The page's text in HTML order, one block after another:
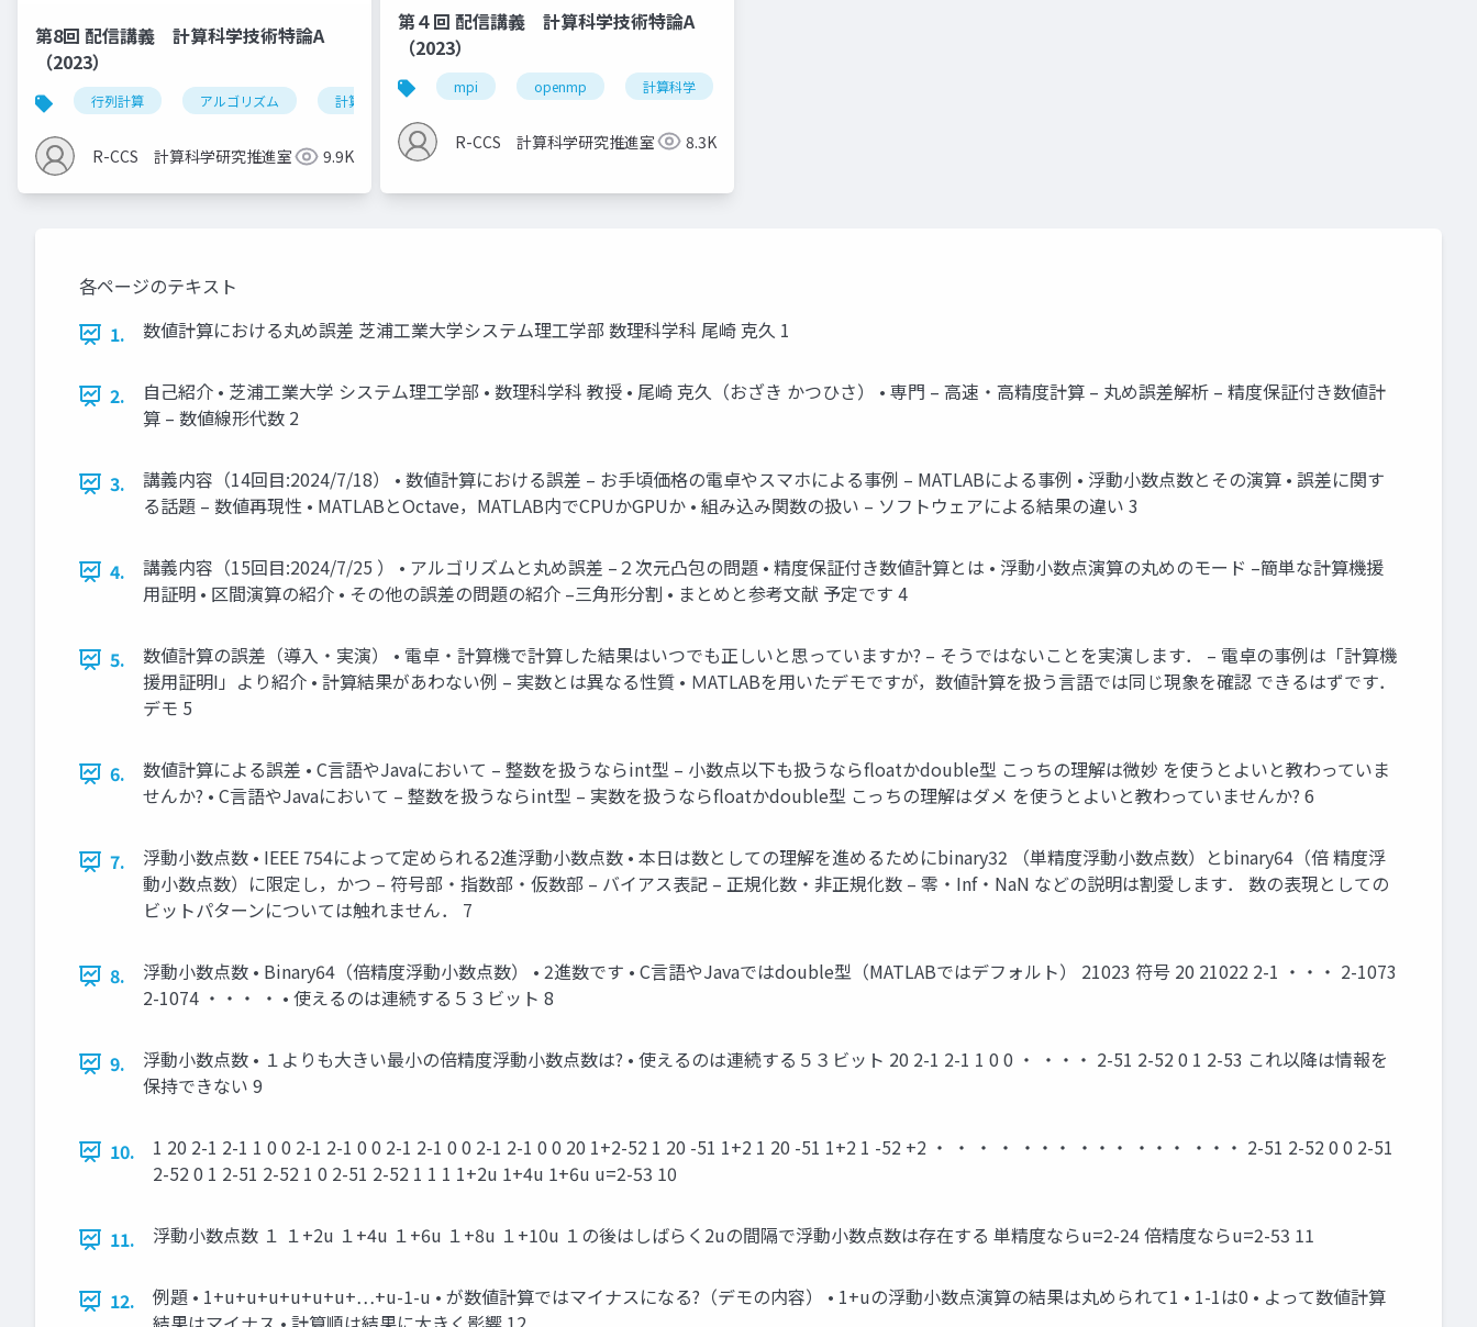
第8回 配信講義 計算科学技術特論A
（2023）
行列計算 アルゴリズム 計算科学技術
R-CCS 計算科学研究推進室 9.9K
第４回 配信講義 計算科学技術特論A
（2023）
mpi openmp 計算科学
R-CCS 計算科学研究推進室 8.3K
各ページのテキスト
1.
数値計算における丸め誤差 芝浦工業大学システム理工学部 数理科学科 尾崎 克久 1
2.
自己紹介 • 芝浦工業大学 システム理工学部 • 数理科学科 教授 • 尾崎 克久（おざき かつひさ） • 専門 – 高速・高精度計算 – 丸め誤差解析 – 精度保証付き数値計
算 – 数値線形代数 2
3.
講義内容（14回目:2024/7/18） • 数値計算における誤差 – お手頃価格の電卓やスマホによる事例 – MATLABによる事例 • 浮動小数点数とその演算 • 誤差に関す
る話題 – 数値再現性 • MATLABとOctave，MATLAB内でCPUかGPUか • 組み込み関数の扱い – ソフトウェアによる結果の違い 3
4.
講義内容（15回目:2024/7/25 ） • アルゴリズムと丸め誤差 –２次元凸包の問題 • 精度保証付き数値計算とは • 浮動小数点演算の丸めのモード –簡単な計算機援
用証明 • 区間演算の紹介 • その他の誤差の問題の紹介 –三角形分割 • まとめと参考文献 予定です 4
5.
数値計算の誤差（導入・実演） • 電卓・計算機で計算した結果はいつでも正しいと思っていますか? – そうではないことを実演します． – 電卓の事例は「計算機
援用証明I」より紹介 • 計算結果があわない例 – 実数とは異なる性質 • ＭATLABを用いたデモですが，数値計算を扱う言語では同じ現象を確認 できるはずです．
デモ 5
6.
数値計算による誤差 • C言語やJavaにおいて – 整数を扱うならint型 – 小数点以下も扱うならfloatかdouble型 こっちの理解は微妙 を使うとよいと教わっていま
せんか? • C言語やJavaにおいて – 整数を扱うならint型 – 実数を扱うならfloatかdouble型 こっちの理解はダメ を使うとよいと教わっていませんか? 6
7.
浮動小数点数 • IEEE 754によって定められる2進浮動小数点数 • 本日は数としての理解を進めるためにbinary32 （単精度浮動小数点数）とbinary64（倍 精度浮
動小数点数）に限定し，かつ – 符号部・指数部・仮数部 – バイアス表記 – 正規化数・非正規化数 – 零・Inf・NaN などの説明は割愛します． 数の表現としての
ビットパターンについては触れません． 7
8.
浮動小数点数 • Binary64（倍精度浮動小数点数） • 2進数です • C言語やJavaではdouble型（MATLABではデフォルト） 21023 符号 20 21022 2-1 ・・・ 2-1073
2-1074 ・・・ ・ • 使えるのは連続する５３ビット 8
9.
浮動小数点数 • １よりも大きい最小の倍精度浮動小数点数は? • 使えるのは連続する５３ビット 20 2-1 2-1 1 0 0 ・ ・・・ 2-51 2-52 0 1 2-53 これ以降は情報を
保持できない 9
10.
1 20 2-1 2-1 1 0 0 2-1 2-1 0 0 2-1 2-1 0 0 2-1 2-1 0 0 20 1+2-52 1 20 -51 1+2 1 20 -51 1+2 1 -52 +2 ・ ・ ・ ・ ・・・ ・・・ ・・・ ・・・ 2-51 2-52 0 0 2-51
2-52 0 1 2-51 2-52 1 0 2-51 2-52 1 1 1 1+2u 1+4u 1+6u u=2-53 10
11. 浮動小数点数 １ １+2u １+4u １+6u １+8u １+10u １の後はしばらく2uの間隔で浮動小数点数は存在する 単精度ならu=2-24 倍精度ならu=2-53 11
12.
例題 • 1+u+u+u+u+u+u+…+u-1-u • が数値計算ではマイナスになる?（デモの内容） • 1+uの浮動小数点演算の結果は丸められて1 • 1-1は0 • よって数値計算